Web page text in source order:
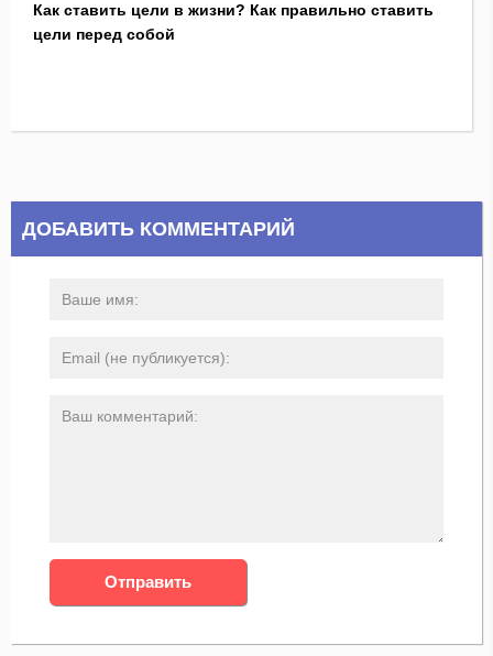
Как ставить цели в жизни? Как правильно ставить
цели перед собой
ДОБАВИТЬ КОММЕНТАРИЙ